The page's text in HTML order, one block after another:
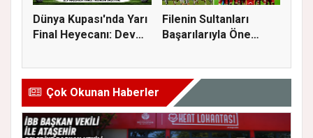
Dünya Kupası'nda Yarı
Final Heyecanı: Dev
Filenin Sultanları
Başarılarıyla Öne
Çok Okunan Haberler